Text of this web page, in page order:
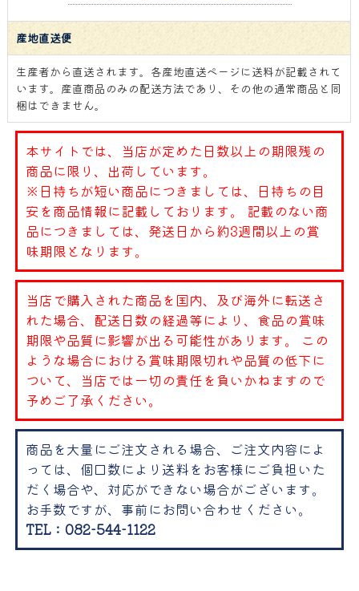
産地直送便
生産者から直送されます。各産地直送ページに送料が記載されて
います。産直商品のみの配送方法であり、その他の通常商品と同
梱はできません。
本サイトでは、当店が定めた日数以上の期限残の
商品に限り、出荷しています。
※日持ちが短い商品につきましては、日持ちの目
安を商品情報に記載しております。 記載のない商
品につきましては、発送日から約3週間以上の賞
味期限となります。
当店で購入された商品を国内、及び海外に転送さ
れた場合、配送日数の経過等により、食品の賞味
期限や品質に影響が出る可能性があります。 この
ような場合における賞味期限切れや品質の低下に
ついて、当店では一切の責任を負いかねますので
予めご了承ください。
商品を大量にご注文される場合、ご注文内容によ
っては、個口数により送料をお客様にご負担いた
だく場合や、対応ができない場合がございます。
お手数ですが、事前にお問い合わせください。
TEL：082-544-1122